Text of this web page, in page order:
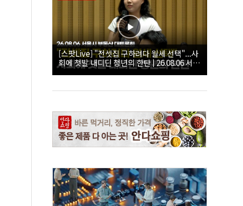
[스팟Live] "전셋집 구하려다 월세 선택"...사
회에 첫발 내디딘 청년의 한탄 | 26.08.06 서울
시 부동산 대토론회